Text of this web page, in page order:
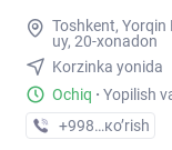
Toshkent, Yorqin
uy, 20-xonadon
Korzinka yonida
Ochiq · Yopilish
+998 (79) XXX-
кo’rish